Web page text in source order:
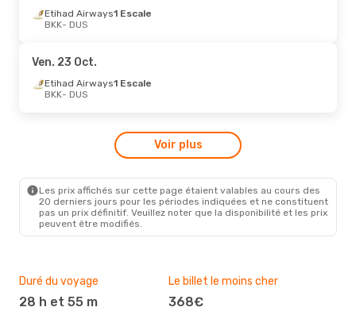
Etihad Airways1 Escale
BKK- DUS
Ven. 23 Oct.
Etihad Airways1 Escale
BKK- DUS
Voir plus
Les prix affichés sur cette page étaient valables au cours des
20 derniers jours pour les périodes indiquées et ne constituent
pas un prix définitif. Veuillez noter que la disponibilité et les prix
peuvent être modifiés.
Duré du voyage
28 h et 55 m
Le billet le moins cher
368€